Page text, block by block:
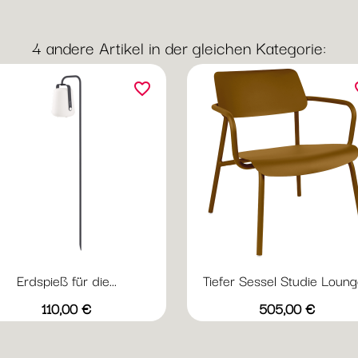
4 andere Artikel in der gleichen Kategorie:
Erdspieß für die...
Preis
110,00 €
Vorschau
Acapulcoblau
Anthrazit
HonigKaktus Lehmgrau
favorite_border
Tiefer Sessel Studie
Preis
505,00 €
Vorschau
AbyssblauAcapulcoblau
Anthrazit
Chili